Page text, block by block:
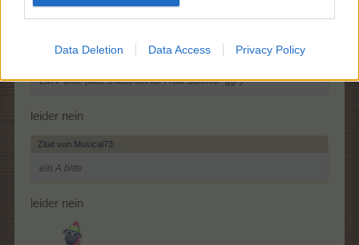
Data Deletion Data Access Privacy Policy
Zitat von 96bauerntrampel96:↑
EinFbitte (das S lass ich für Frau Schmitt *gg*)
leider nein
Zitat von Musical73: ↑
ein A bitte
leider nein